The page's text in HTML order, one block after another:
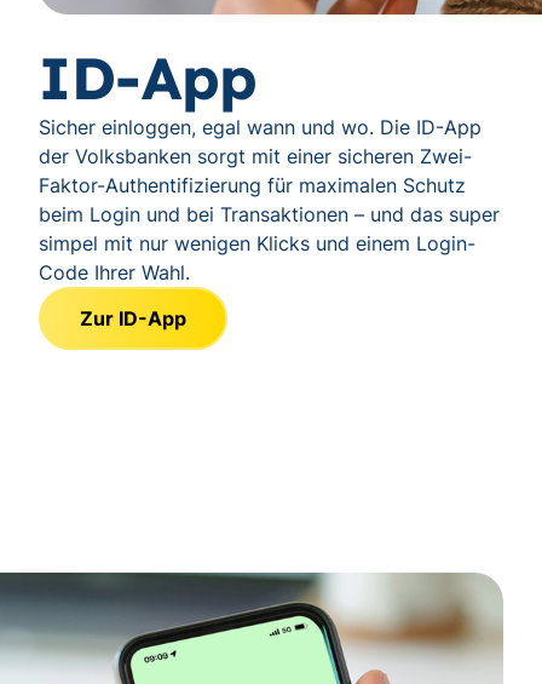
ID-App
Sicher einloggen, egal wann und wo. Die ID-App
der Volksbanken sorgt mit einer sicheren Zwei-
Faktor-Authentifizierung für maximalen Schutz
beim Login und bei Transaktionen – und das super
simpel mit nur wenigen Klicks und einem Login-
Code Ihrer Wahl.
Zur ID-App